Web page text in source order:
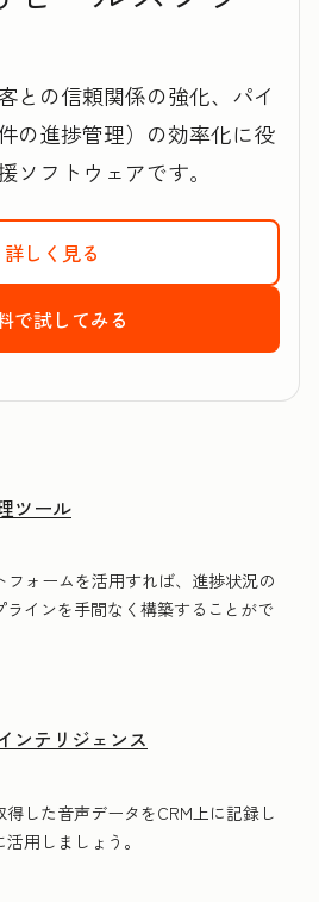
との信頼関係の強化、パイ
の進捗管理）の効率化に役
ソフトウェアです。
詳しく見る
で試してみる
ツール
フォームを活用すれば、進捗状況の
インを手間なく構築することがで
ンテリジェンス
した音声データをCRM上に記録し
用しましょう。